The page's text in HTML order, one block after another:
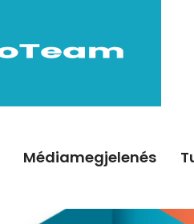
Médiamegjelenés